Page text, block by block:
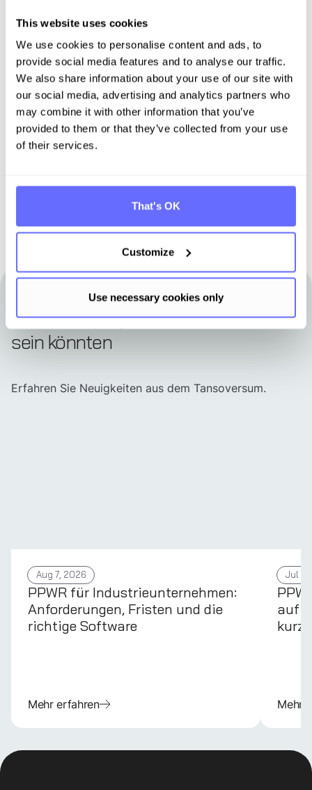
This website uses cookies
We use cookies to personalise content and ads, to
provide social media features and to analyse our traffic.
We also share information about your use of our site with
our social media, advertising and analytics partners who
may combine it with other information that you’ve
provided to them or that they’ve collected from your use
of their services.
That's OK
Customize
Use necessary cookies only
Entdecken Sie Tanso –
Ihre Komplett­lösung für
Nachhaltigkeit
Andere Artikel, die für Sie interessant
sein könnten
Erfahren Sie Neuigkeiten aus dem Tansoversum.
Aug 7, 2026
PPWR für Industrieunternehmen:
Anforderungen, Fristen und die
richtige Software
Mehr erfahren
Jul
auf
kurz
Mehr